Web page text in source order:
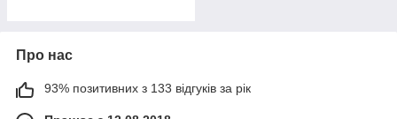
Про нас
93% позитивних з 133 відгуків за рік